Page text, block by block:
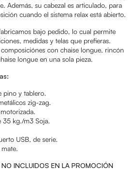
Además, su cabezal es articulado, para
cuando el sistema relax está abierto.
bajo pedido, lo cual permite
medidas y telas que prefieras.
con chaise longue, rincón
longue en una sola pieza.
pino y tablero.
zig-zag.
35 kg./m3 Soja.
USB, de serie.
INCLUIDOS EN LA PROMOCIÓN